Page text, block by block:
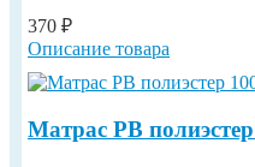
370 ₽
Описание товара
Матрас РВ